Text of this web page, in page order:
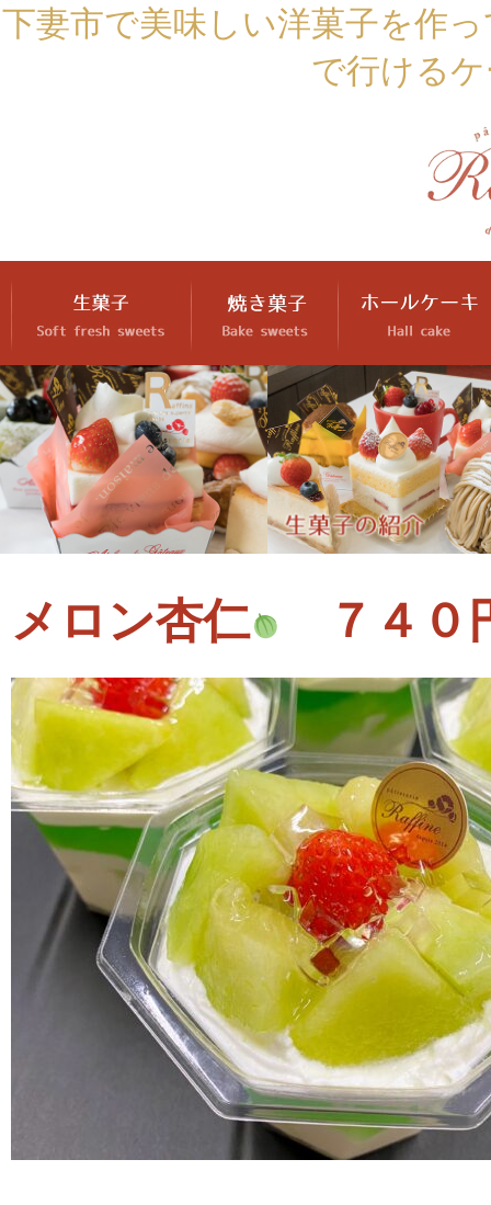
下妻市で美味しい洋菓子を作
で行ける
メロン杏仁 ７４０